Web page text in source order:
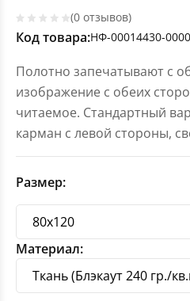
(0 отзывов)
Код товара:НФ-00014430-
Полотно запечатывают с
изображение с обеих
читаемое. Стандартный
карман с левой стороны,
Размер:
Материал: